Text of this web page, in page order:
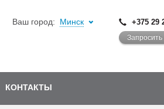
Ваш город: Минск +375 29
Запросить
КОНТАКТЫ